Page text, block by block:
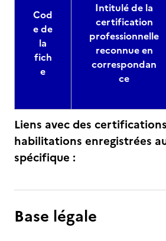
Cod
e de
la
fich
e
Intitulé de la
certification
professionnelle
reconnue en
correspondan
ce
Liens avec des
habilitations enregistrées
spécifique :
Base légale